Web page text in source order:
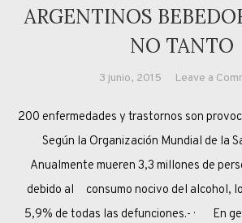
ARGENTINOS
NO TANTO
3 junio, 2015 Leave a
200 enfermedades y trastornos son
Según la Organización Mundial de la
Anualmente mueren 3,3 millones de
debido al consumo nocivo del alcohol,
5,9% de todas las defunciones.- · En